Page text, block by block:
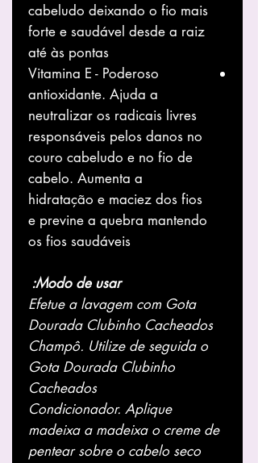
cabeludo deixando o fio mais
forte e saudável desde a raiz
até às pontas
Vitamina E - Poderoso
antioxidante. Ajuda a
neutralizar os radicais livres
responsáveis pelos danos no
couro cabeludo e no fio de
cabelo. Aumenta a
hidratação e maciez dos fios
e previne a quebra mantendo
os fios saudáveis
Modo de usar:
Efetue a lavagem com Gota
Dourada Clubinho Cacheados
Champô. Utilize de seguida o
Gota Dourada Clubinho
Cacheados
Condicionador. Aplique
madeixa a madeixa o creme de
pentear sobre o cabelo seco